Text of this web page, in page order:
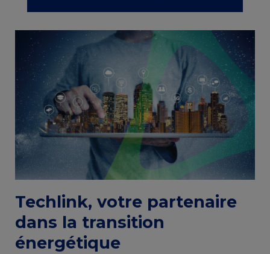
Contenu
de
la
page
principale
Entity
view
(Content)
Techlink, votre partenaire
dans la transition
énergétique